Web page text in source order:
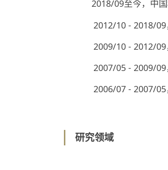
2018/09至今，中
2012/10 - 2018/09
2009/10 - 2012/09
2007/05 - 2009/09
2006/07 - 2007/05
研究领域